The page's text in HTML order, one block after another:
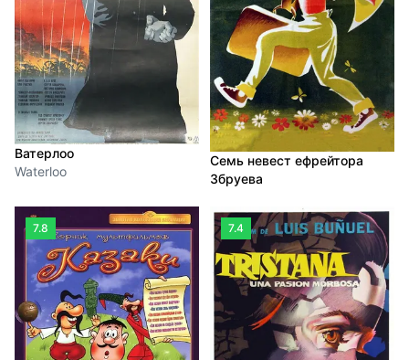
Ватерлоо
Waterloo
Семь невест ефрейтора
Збруева
7.8 7.4